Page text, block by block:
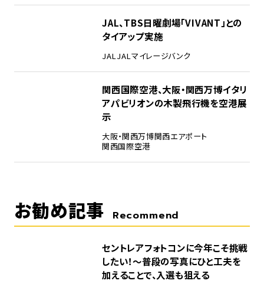
JAL、TBS日曜劇場「VIVANT」との
タイアップ実施
JALJALマイレージバンク
関西国際空港、大阪・関西万博イタリ
アパビリオンの木製飛行機を空港展
示
大阪・関西万博関西エアポート
関西国際空港
お勧め記事 Recommend
セントレアフォトコンに今年こそ挑戦
したい！～普段の写真にひと工夫を
加えることで、入選も狙える